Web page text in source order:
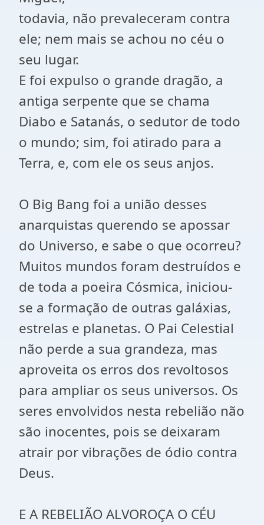
todavia, não prevaleceram contra
ele; nem mais se achou no céu o
seu lugar.
E foi expulso o grande dragão, a
antiga serpente que se chama
Diabo e Satanás, o sedutor de todo
o mundo; sim, foi atirado para a
Terra, e, com ele os seus anjos.
O Big Bang foi a união desses
anarquistas querendo se apossar
do Universo, e sabe o que ocorreu?
Muitos mundos foram destruídos e
de toda a poeira Cósmica, iniciou-
se a formação de outras galáxias,
estrelas e planetas. O Pai Celestial
não perde a sua grandeza, mas
aproveita os erros dos revoltosos
para ampliar os seus universos. Os
seres envolvidos nesta rebelião não
são inocentes, pois se deixaram
atrair por vibrações de ódio contra
Deus.
E A REBELIÃO ALVOROÇA O CÉU